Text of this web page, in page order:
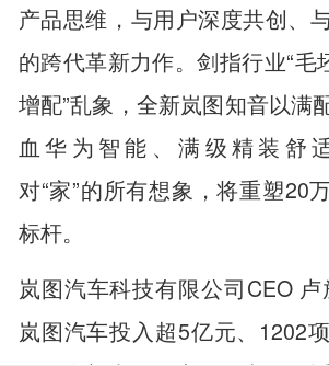
产品思维，与用户深度共创、
的跨代革新力作。剑指行业“毛
增配”乱象，全新岚图知音以满
血华为智能、满级精装舒
对“家”的所有想象，将重塑20
标杆。
岚图汽车科技有限公司CEO 卢
岚图汽车投入超5亿元、1202